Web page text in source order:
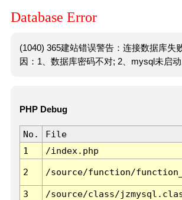
Database Error
(1040) 365建站错误警告：连接数据库失
因：1、数据库密码不对; 2、mysql未启动
PHP Debug
No. File
1
/index.php
2 /source/function/
3 /source/class/